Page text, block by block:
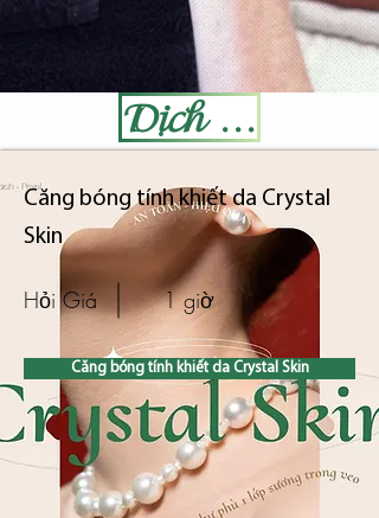
Dịch Vụ
Căng bóng tính khiết da Crystal
Skin
Hỏi Giá 1 giờ
Căng bóng tính khiết da Crystal Skin